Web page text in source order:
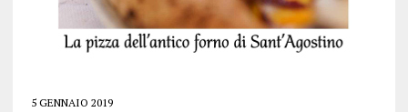
5 GENNAIO 2019